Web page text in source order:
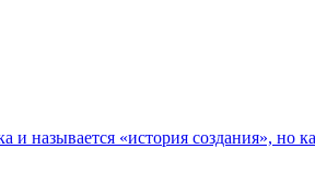
называется «история создания», но